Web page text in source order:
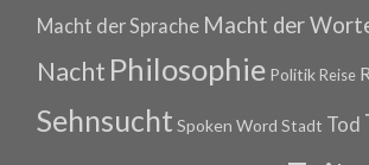
Macht der Sprache Macht der
Nacht Philosophie Politik Reise
Sehnsucht Spoken Word Stadt Tod